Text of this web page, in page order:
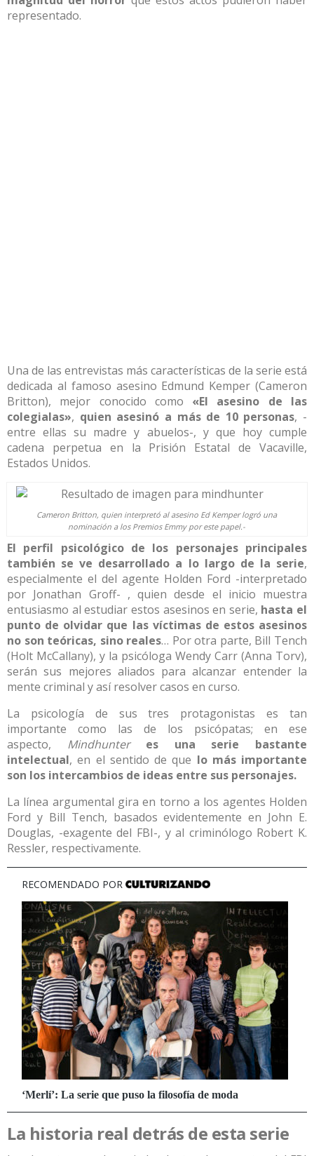
representado.
Una de las entrevistas más características de la serie está
dedicada al famoso asesino Edmund Kemper (Cameron
Britton), mejor conocido como «El asesino de las
colegialas», quien asesinó a más de 10 personas, -
entre ellas su madre y abuelos-, y que hoy cumple
cadena perpetua en la Prisión Estatal de Vacaville,
Estados Unidos.
Cameron Britton, quien interpretó al asesino Ed Kemper logró una
nominación a los Premios Emmy por este papel.-
El perfil psicológico de los personajes principales
también se ve desarrollado a lo largo de la serie,
especialmente el del agente Holden Ford -interpretado
por Jonathan Groff- , quien desde el inicio muestra
entusiasmo al estudiar estos asesinos en serie, hasta el
punto de olvidar que las víctimas de estos asesinos
no son teóricas, sino reales… Por otra parte, Bill Tench
(Holt McCallany), y la psicóloga Wendy Carr (Anna Torv),
serán sus mejores aliados para alcanzar entender la
mente criminal y así resolver casos en curso.
La psicología de sus tres protagonistas es tan
importante como las de los psicópatas; en ese
aspecto, Mindhunter
es una serie bastante
intelectual, en el sentido de que lo más importante
son los intercambios de ideas entre sus personajes.
La línea argumental gira en torno a los agentes Holden
Ford y Bill Tench, basados evidentemente en John E.
Douglas, -exagente del FBI-, y al criminólogo Robert K.
Ressler, respectivamente.
La historia real detrás de esta serie